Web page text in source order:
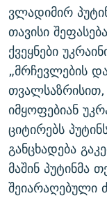
ვლადიმირ
თავისი
ქვეყნები
„მრჩევლების
თვალსაზრისით,
იმყოფებიან
ციტირებს
განცხადება
მაშინ პუტინმა
შეიარაღებული